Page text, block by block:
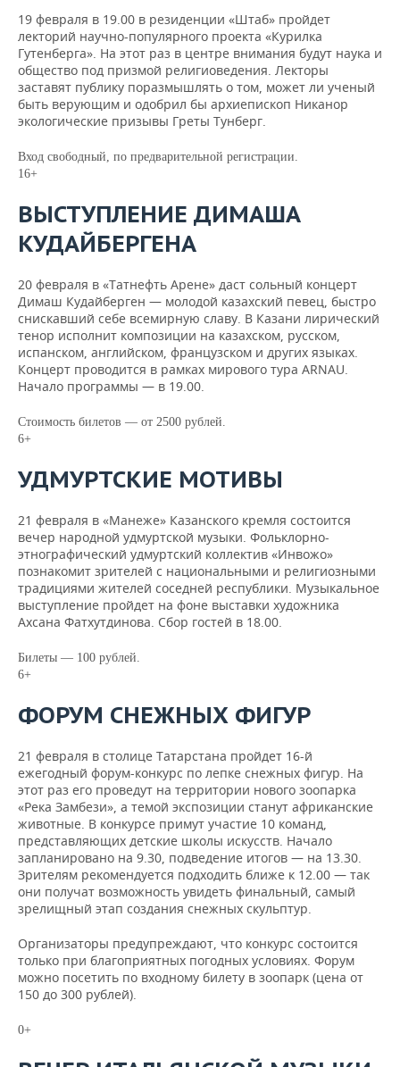
19 февраля в 19.00 в резиденции «Штаб» пройдет
лекторий научно-популярного проекта «Курилка
Гутенберга». На этот раз в центре внимания будут наука и
общество под призмой религиоведения. Лекторы
заставят публику поразмышлять о том, может ли ученый
быть верующим и одобрил бы архиепископ Никанор
экологические призывы Греты Тунберг.
Вход свободный, по предварительной регистрации.
16+
ВЫСТУПЛЕНИЕ ДИМАША
КУДАЙБЕРГЕНА
20 февраля в «Татнефть Арене» даст сольный концерт
Димаш Кудайберген — молодой казахский певец, быстро
снискавший себе всемирную славу. В Казани лирический
тенор исполнит композиции на казахском, русском,
испанском, английском, французском и других языках.
Концерт проводится в рамках мирового тура ARNAU.
Начало программы — в 19.00.
Стоимость билетов — от 2500 рублей.
6+
УДМУРТСКИЕ МОТИВЫ
21 февраля в «Манеже» Казанского кремля состоится
вечер народной удмуртской музыки. Фольклорно-
этнографический удмуртский коллектив «Инвожо»
познакомит зрителей с национальными и религиозными
традициями жителей соседней республики. Музыкальное
выступление пройдет на фоне выставки художника
Ахсана Фатхутдинова. Сбор гостей в 18.00.
Билеты — 100 рублей.
6+
ФОРУМ СНЕЖНЫХ ФИГУР
21 февраля в столице Татарстана пройдет 16-й
ежегодный форум-конкурс по лепке снежных фигур. На
этот раз его проведут на территории нового зоопарка
«Река Замбези», а темой экспозиции станут африканские
животные. В конкурсе примут участие 10 команд,
представляющих детские школы искусств. Начало
запланировано на 9.30, подведение итогов — на 13.30.
Зрителям рекомендуется подходить ближе к 12.00 — так
они получат возможность увидеть финальный, самый
зрелищный этап создания снежных скульптур.
Организаторы предупреждают, что конкурс состоится
только при благоприятных погодных условиях. Форум
можно посетить по входному билету в зоопарк (цена от
150 до 300 рублей).
0+